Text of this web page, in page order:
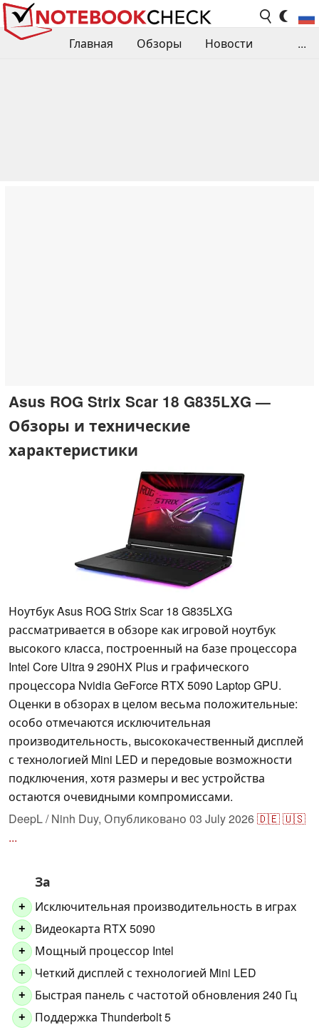
Главная Обзоры
Новости
...
Asus ROG Strix Scar 18 G835LXG —
Обзоры и технические
характеристики
Ноутбук Asus ROG Strix Scar 18 G835LXG
рассматривается в обзоре как игровой ноутбук
высокого класса, построенный на базе процессора
Intel Core Ultra 9 290HX Plus и графического
процессора Nvidia GeForce RTX 5090 Laptop GPU.
Оценки в обзорах в целом весьма положительные:
особо отмечаются исключительная
производительность, высококачественный дисплей
с технологией Mini LED и передовые возможности
подключения, хотя размеры и вес устройства
остаются очевидными компромиссами.
DeepL / Ninh Duy, Опубликовано 03 July 2026🇩🇪🇺🇸
...
За
+ Исключительная производительность в играх
+ Видеокарта RTX 5090
+ Мощный процессор Intel
+ Четкий дисплей с технологией Mini LED
+ Быстрая панель с частотой обновления 240 Гц
+ Поддержка Thunderbolt 5